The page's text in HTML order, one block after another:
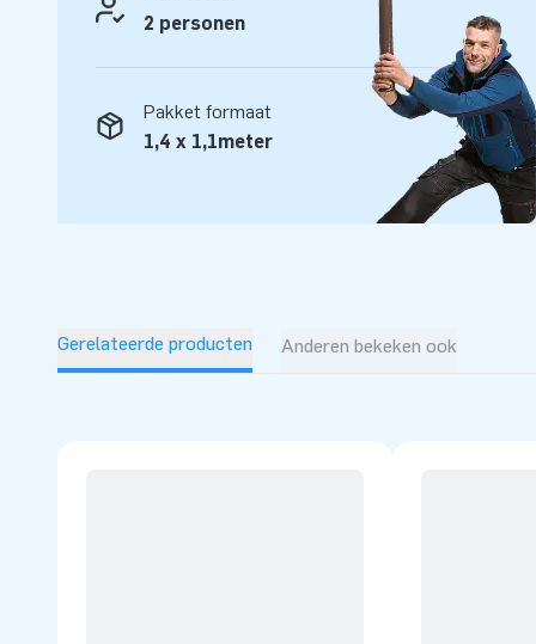
service en levering. Zij noemen ons ook wel creators of
2 personen
Pakket formaat
1,4 x 1,1meter
Gerelateerde producten Anderen bekeken ook